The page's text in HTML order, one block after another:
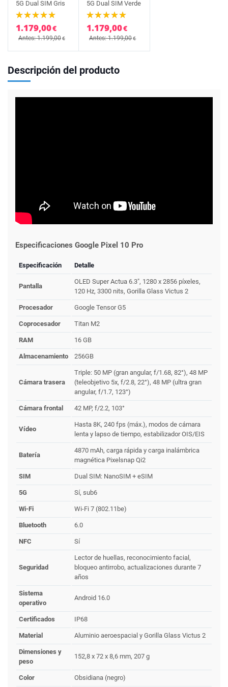
5G Dual SIM Gris
1.179,00€
Antes: 1.199,00€
5G Dual SIM Verde
1.179,00€
Antes: 1.199,00€
Descripción del producto
Especificaciones Google Pixel 10 Pro
Especificación Detalle
Pantalla
OLED Super Actua 6.3", 1280 x 2856 píxeles,
120 Hz, 3300 nits, Gorilla Glass Victus 2
Procesador Google Tensor G5
Coprocesador Titan M2
RAM 16 GB
Almacenamiento 256GB
Cámara trasera
Triple: 50 MP (gran angular, f/1.68, 82°), 48 MP
(teleobjetivo 5x, f/2.8, 22°), 48 MP (ultra gran
angular, f/1.7, 123°)
Cámara frontal 42 MP, f/2.2, 103°
Vídeo
Hasta 8K, 240 fps (máx.), modos de cámara
lenta y lapso de tiempo, estabilizador OIS/EIS
Batería
4870 mAh, carga rápida y carga inalámbrica
magnética Pixelsnap Qi2
SIM Dual SIM: NanoSIM + eSIM
5G Sí, sub6
Wi-Fi Wi-Fi 7 (802.11be)
Bluetooth 6.0
NFC Sí
Seguridad
Lector de huellas, reconocimiento facial,
bloqueo antirrobo, actualizaciones durante 7
años
Sistema
operativo
Android 16.0
Certificados IP68
Material Aluminio aeroespacial y Gorilla Glass Victus 2
Dimensiones y
peso
152,8 x 72 x 8,6 mm, 207 g
Color Obsidiana (negro)